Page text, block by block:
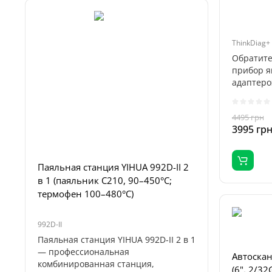
Паяльная станция YIHUA 992D-II 2
в 1 (паяльник C210, 90–450°C;
термофен 100–480°C)
992D-II
Паяльная станция YIHUA 992D-II 2 в 1
— профессиональная
комбинированная станция,
FNIRSI
питания
ThinkDiag+
прибор
4495 грн
3995 грн
(6", 2/